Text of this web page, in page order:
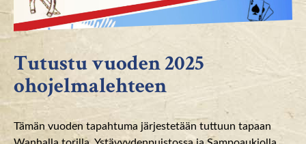
Tutustu vuoden 2025
ohojelmalehteen
Tämän vuoden tapahtuma järjestetään tuttuun tapaan